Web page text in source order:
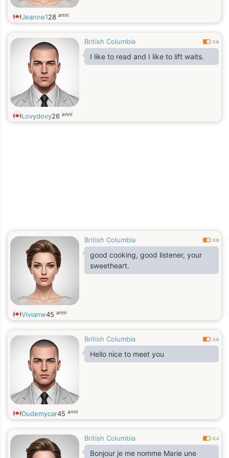
Jeanne128 anni
British Columbia 0.6
I like to read and I like to lift waits.
Lovydovy26 anni
British Columbia 0.6
good cooking, good listener, your
sweetheart.
Vivianw45 anni
British Columbia 0.6
Hello nice to meet you
Dudemycar45 anni
British Columbia 0.4
Bonjour je me nomme Marie une